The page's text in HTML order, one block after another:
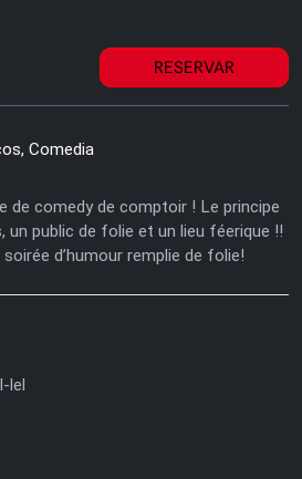
RESERVAR
Comedia
de comedy de comptoir ! Le principe
public de folie et un lieu féerique !!
d’humour remplie de folie!
lel